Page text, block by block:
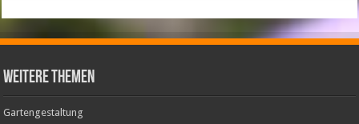
weitere Themen
Gartengestaltung